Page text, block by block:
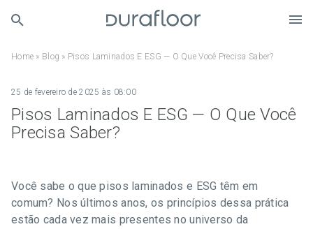
Home » Blog » Pisos Laminados E ESG — O Que Você Precisa Saber?
Pisos Laminados E ESG — O Que Você
Precisa Saber?
25 de fevereiro de 2025 às 08:00
Você sabe o que pisos laminados e ESG têm em
comum? Nos últimos anos, os princípios dessa prática
estão cada vez mais presentes no universo da